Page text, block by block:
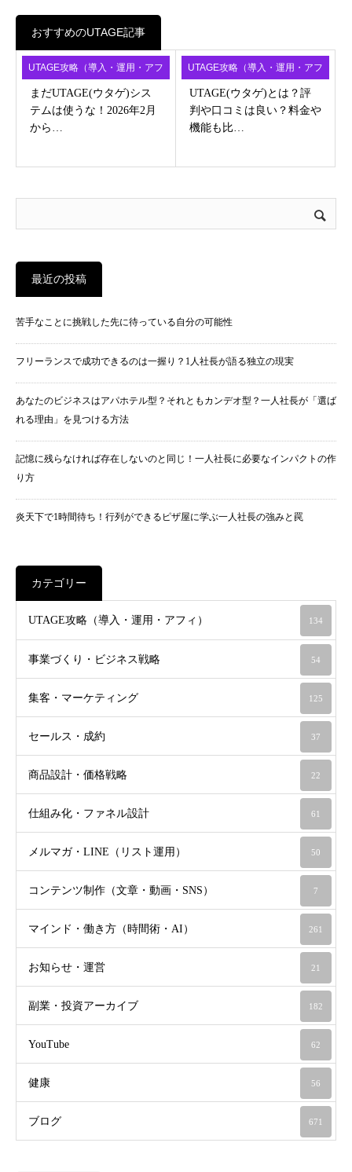
おすすめのUTAGE記事
UTAGE攻略（導入・運用・アフ
ィ）
まだUTAGE(ウタゲ)シス
テムは使うな！2026年2月
から…
UTAGE攻略（導入・運用・アフ
ィ）
UTAGE(ウタゲ)とは？評
判や口コミは良い？料金や
機能も比…
最近の投稿
苦手なことに挑戦した先に待っている自分の可能性
フリーランスで成功できるのは一握り？1人社長が語る独立の現実
あなたのビジネスはアパホテル型？それともカンデオ型？一人社長が「選ば
れる理由」を見つける方法
記憶に残らなければ存在しないのと同じ！一人社長に必要なインパクトの作
り方
炎天下で1時間待ち！行列ができるピザ屋に学ぶ一人社長の強みと罠
カテゴリー
UTAGE攻略（導入・運用・アフィ） 134
事業づくり・ビジネス戦略 54
集客・マーケティング 125
セールス・成約 37
商品設計・価格戦略 22
仕組み化・ファネル設計 61
メルマガ・LINE（リスト運用） 50
コンテンツ制作（文章・動画・SNS） 7
マインド・働き方（時間術・AI） 261
お知らせ・運営 21
副業・投資アーカイブ 182
YouTube 62
健康 56
ブログ 671